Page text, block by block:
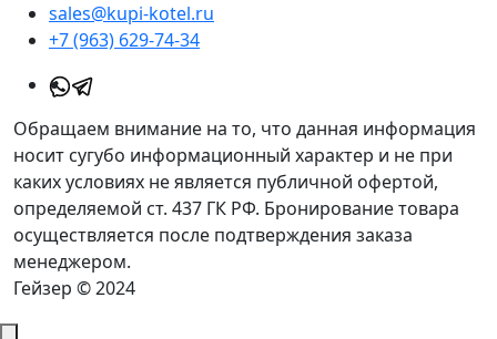
sales@kupi-kotel.ru
+7 (963) 629-74-34
Обращаем внимание на то, что данная информация
носит сугубо информационный характер и не при
каких условиях не является публичной офертой,
определяемой ст. 437 ГК РФ. Бронирование товара
осуществляется после подтверждения заказа
менеджером.
Гейзер © 2024